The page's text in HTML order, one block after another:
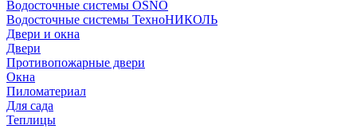
Водосточные системы OSNO
Водосточные системы ТехноНИКОЛЬ
Двери и окна
Двери
Противопожарные двери
Окна
Пиломатериал
Для сада
Теплицы